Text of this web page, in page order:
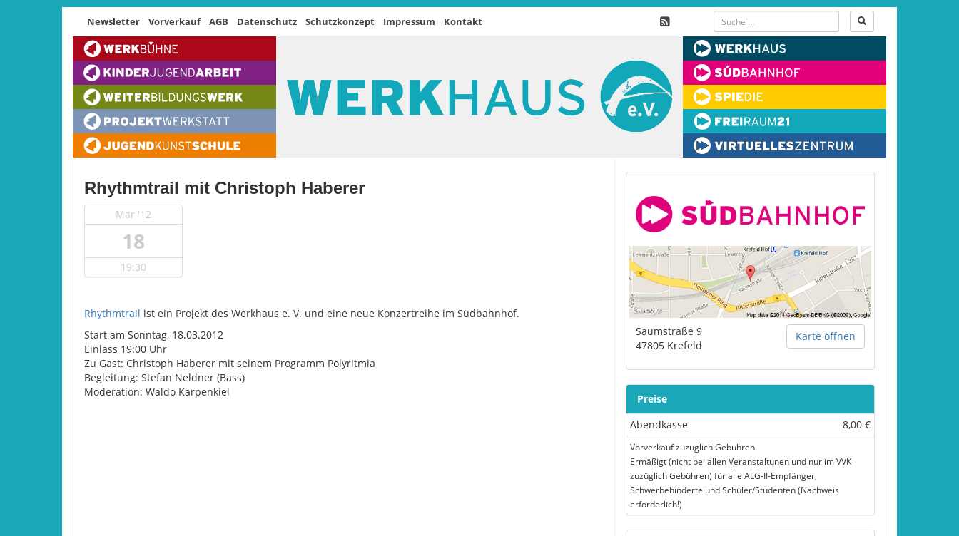
Newsletter Vorverkauf AGB Datenschutz Schutzkonzept Impressum Kontakt
Rhythmtrail mit Christoph Haberer
Mar '12
18
19:30
Rhythmtrail ist ein Projekt des Werkhaus e. V. und eine neue Konzertreihe im Südbahnhof.
Start am Sonntag, 18.03.2012
Einlass 19:00 Uhr
Zu Gast: Christoph Haberer mit seinem Programm Polyritmia
Begleitung: Stefan Neldner (Bass)
Moderation: Waldo Karpenkiel
Karte öffnen
Saumstraße 9
47805 Krefeld
Preise
Abendkasse
8,00 €
Vorverkauf zuzüglich Gebühren.
Ermäßigt (nicht bei allen Veranstaltunen und nur im VVK
zuzüglich Gebühren) für alle ALG-II-Empfänger,
Schwerbehinderte und Schüler/Studenten (Nachweis
erforderlich!)